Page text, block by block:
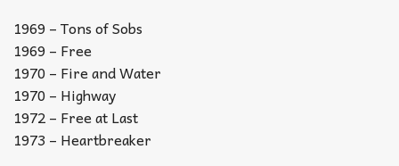
1969 – Tons of Sobs
1969 – Free
1970 – Fire and Water
1970 – Highway
1972 – Free at Last
1973 – Heartbreaker